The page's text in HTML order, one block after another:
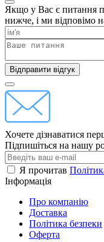
Якщо у Вас є питання
нижче, і ми відповімо
Відправити відгук
Хочете дізнаватися
Підпишіться на нашу
Я прочитав
Інформація
Про компанію
Доставка
Політика безпеки
Оферта